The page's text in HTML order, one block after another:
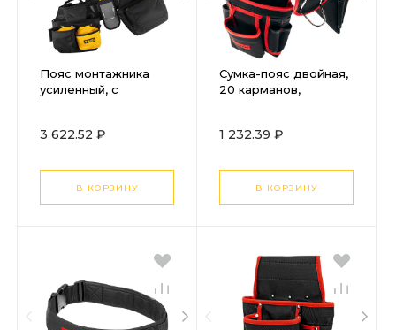
Пояс монтажника
усиленный, с
для молотка Denzel
3 622.52 ₽
В КОРЗИНУ
Сумка-пояс двойная,
20 карманов,
1 232.39 ₽
В КОРЗИНУ